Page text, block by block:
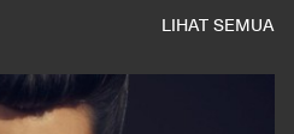
LIHAT SEMUA